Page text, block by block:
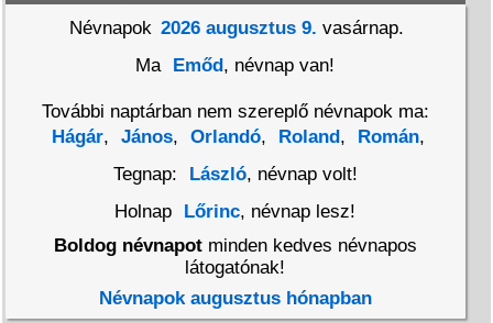
Névnapok 2026 augusztus 9. vasárnap.
Ma
Emőd , névnap van!
További naptárban nem szereplő névnapok ma:
Hágár, János, Orlandó, Roland , Román,
Tegnap:
László, névnap volt!
Holnap
Lőrinc, névnap lesz!
Boldog névnapotminden kedves névnapos
látogatónak!
Névnapok augusztus hónapban